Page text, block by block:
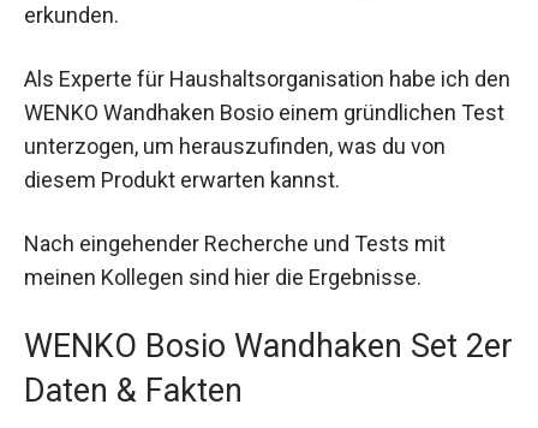
erkunden.
Als Experte für Haushaltsorganisation habe ich den
WENKO Wandhaken Bosio einem gründlichen Test
unterzogen, um herauszufinden, was du von
diesem Produkt erwarten kannst.
Nach eingehender Recherche und Tests mit
meinen Kollegen sind hier die Ergebnisse.
WENKO Bosio Wandhaken Set 2er
Daten & Fakten